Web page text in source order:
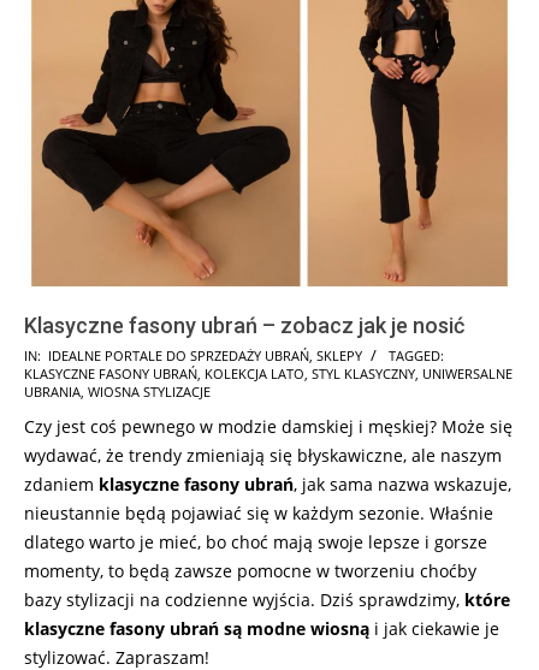
Klasyczne fasony ubrań – zobacz jak je nosić
2025-
03-
IN: IDEALNE PORTALE DO SPRZEDAŻY UBRAŃ SKLEPY
TAGGED:
KLASYCZNE FASONY UBRAŃ KOLEKCJA LATO STYL KLASYCZNY UNIWERSALNE
UBRANIA WIOSNA STYLIZACJE
Czy jest coś pewnego w modzie damskiej i męskiej? Może się
wydawać, że trendy zmieniają się błyskawiczne, ale naszym
zdaniem klasyczne fasony ubrań, jak sama nazwa wskazuje,
nieustannie będą pojawiać się w każdym sezonie. Właśnie
dlatego warto je mieć, bo choć mają swoje lepsze i gorsze
momenty, to będą zawsze pomocne w tworzeniu choćby
bazy stylizacji na codzienne wyjścia. Dziś sprawdzimy, które
klasyczne fasony ubrań są modne wiosną i jak ciekawie je
stylizować. Zapraszam!